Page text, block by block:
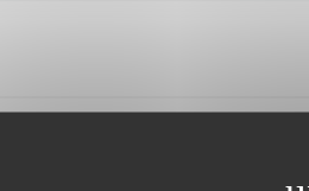
passé un très bon moment